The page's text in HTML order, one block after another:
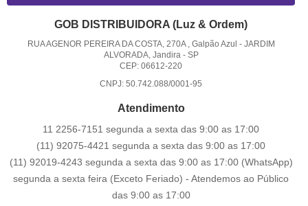
GOB DISTRIBUIDORA (Luz & Ordem)
RUA AGENOR PEREIRA DA COSTA, 270A , Galpão Azul - JARDIM
ALVORADA, Jandira- SP
CEP: 06612-220
CNPJ: 50.742.088/0001-95
Atendimento
11 2256-7151 segunda a sexta das 9:00 as 17:00
(11) 92075-4421 segunda a sexta das 9:00 as 17:00
(11) 92019-4243 segunda a sexta das 9:00 as 17:00 (WhatsApp)
segunda a sexta feira (Exceto Feriado) - Atendemos ao Público
das 9:00 as 17:00